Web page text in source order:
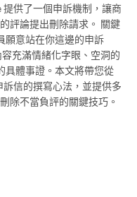
供了一個申訴機制，讓商
評論提出刪除請求。 關鍵
願意站在你這邊的申訴
充滿情緒化字眼、空洞的
具體事證。本文將帶您從
信的撰寫心法，並提供多
除不當負評的關鍵技巧。